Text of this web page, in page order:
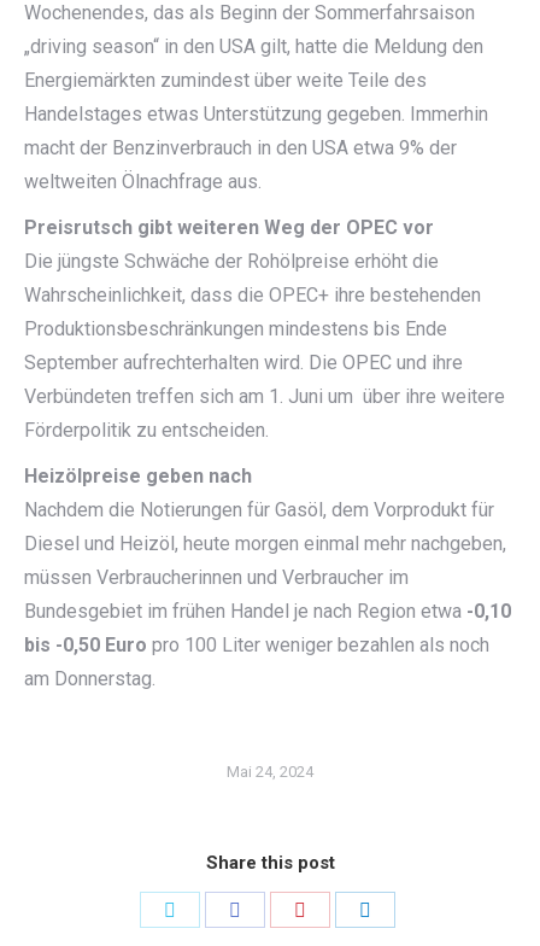
Wochenendes, das als Beginn der Sommerfahrsaison
„driving season“ in den USA gilt, hatte die Meldung den
Energiemärkten zumindest über weite Teile des
Handelstages etwas Unterstützung gegeben. Immerhin
macht der Benzinverbrauch in den USA etwa 9% der
weltweiten Ölnachfrage aus.
Preisrutsch gibt weiteren Weg der OPEC vor
Die jüngste Schwäche der Rohölpreise erhöht die
Wahrscheinlichkeit, dass die OPEC+ ihre bestehenden
Produktionsbeschränkungen mindestens bis Ende
September aufrechterhalten wird. Die OPEC und ihre
Verbündeten treffen sich am 1. Juni um über ihre weitere
Förderpolitik zu entscheiden.
Heizölpreise geben nach
Nachdem die Notierungen für Gasöl, dem Vorprodukt für
Diesel und Heizöl, heute morgen einmal mehr nachgeben,
müssen Verbraucherinnen und Verbraucher im
Bundesgebiet im frühen Handel je nach Region etwa -0,10
bis -0,50 Euro pro 100 Liter weniger bezahlen als noch
am Donnerstag.
Mai 24, 2024
Share this post